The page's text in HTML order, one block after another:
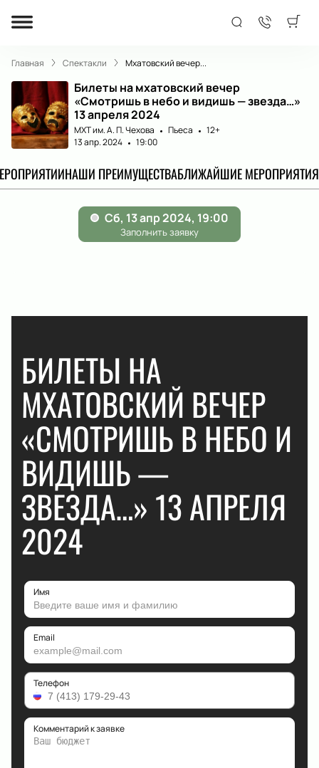
Главная Спектакли Мхатовский вечер...
Билеты на мхатовский вечер
«Смотришь в небо и видишь — звезда…»
13 апреля 2024
МХТ им. А. П. Чехова Пьеса
12+
13 апр. 2024
19:00
НАШИ ПРЕИМУЩЕСТВАБЛИЖАЙШИЕ МЕРОПРИЯТИЯ
БИЛЕТЫ НА
МХАТОВСКИЙ ВЕЧЕР
«СМОТРИШЬ В НЕБО И
ВИДИШЬ —
ЗВЕЗДА…» 13 АПРЕЛЯ
2024
Имя
Email
Телефон
Комментарий к заявке